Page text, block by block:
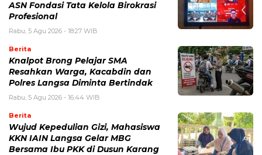
ASN Fondasi Tata Kelola Birokrasi
Profesional
Rabu, 5 Agu 2026 - 18:27 WIB
Berita
Knalpot Brong Pelajar SMA
Resahkan Warga, Kacabdin dan
Polres Langsa Diminta Bertindak
Rabu, 5 Agu 2026 - 16:44 WIB
Berita
Wujud Kepedulian Gizi, Mahasiswa
KKN IAIN Langsa Gelar MBG
Bersama Ibu PKK di Dusun Karang